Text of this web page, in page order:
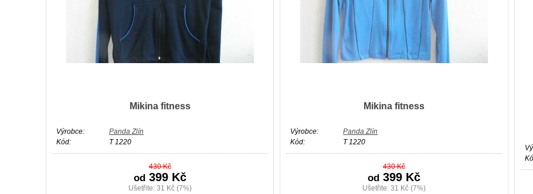
Mikina fitness
Výrobce:
Panda Zlín
Kód:
T 1220
430 Kč
od399 Kč
Ušetřite: 31 Kč (7%)
Mikina fitness
Výrobce:
Panda Zlín
Kód:
T 1220
430 Kč
od399 Kč
Ušetřite: 31 Kč (7%)